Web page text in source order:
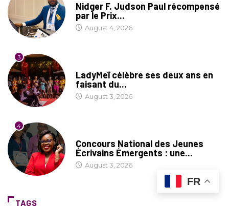
Nidger F. Judson Paul récompensé
par le Prix...
August 4, 2026
3
LadyMeï célèbre ses deux ans en
faisant du...
August 3, 2026
4
Concours National des Jeunes
Écrivains Émergents : une...
August 3, 2026
TAGS
FR